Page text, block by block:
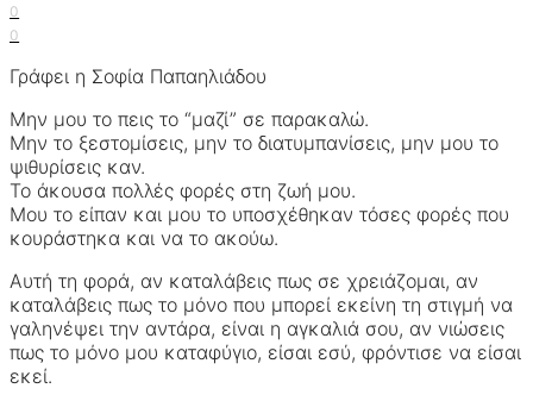
0
0
Γράφει η Σοφία Παπαηλιάδου
Μην μου το πεις το “μαζί” σε παρακαλώ.
Μην το ξεστομίσεις, μην το διατυμπανίσεις, μην μου το
ψιθυρίσεις καν.
Το άκουσα πολλές φορές στη ζωή μου.
Μου το είπαν και μου το υποσχέθηκαν τόσες φορές που
κουράστηκα και να το ακούω.
Αυτή τη φορά, αν καταλάβεις πως σε χρειάζομαι, αν
καταλάβεις πως το μόνο που μπορεί εκείνη τη στιγμή να
γαληνέψει την αντάρα, είναι η αγκαλιά σου, αν νιώσεις
πως το μόνο μου καταφύγιο, είσαι εσύ, φρόντισε να είσαι
εκεί.